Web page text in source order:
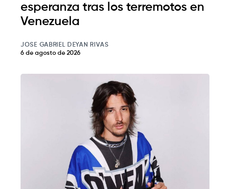
esperanza tras los terremotos en
Venezuela
JOSE GABRIEL DEYAN RIVAS
6 de agosto de 2026